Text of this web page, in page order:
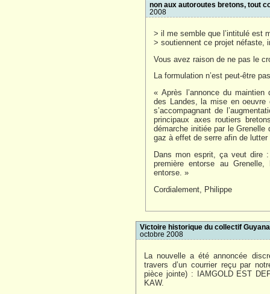
non aux autoroutes bretons, tout
2008
> il me semble que l’intitulé est
> soutiennent ce projet néfaste,
Vous avez raison de ne pas le
La formulation n’est peut-être
« Après l’annonce du maintien
des Landes, la mise en
s’accompagnant de
principaux axes routiers
démarche initiée par le Grenelle
gaz à effet de serre afin de
Dans mon esprit, ça veut dire
première entorse au
entorse. »
Cordialement, Philippe
Victoire historique du collectif
octobre 2008
La nouvelle a été annoncée
travers d’un courrier reçu par
pièce jointe) : IAMGOLD EST
KAW.